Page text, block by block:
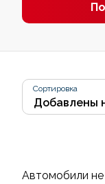
Сортировка
Автомобили